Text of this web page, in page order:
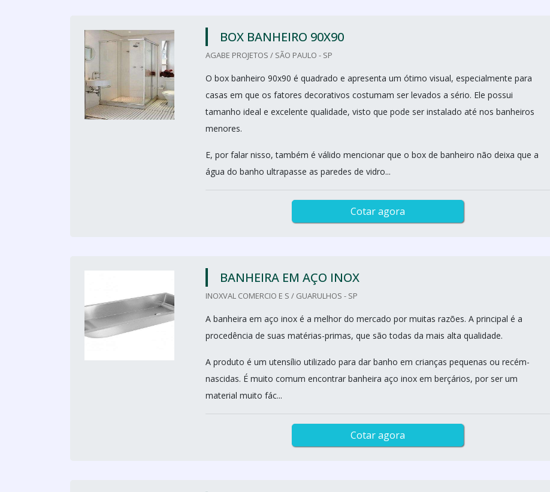
BOX BANHEIRO 90X90
AGABE PROJETOS / SÃO PAULO - SP
O box banheiro 90x90 é quadrado e apresenta um ótimo visual, especialmente para
casas em que os fatores decorativos costumam ser levados a sério. Ele possui
tamanho ideal e excelente qualidade, visto que pode ser instalado até nos banheiros
menores.
E, por falar nisso, também é válido mencionar que o box de banheiro não deixa que a
água do banho ultrapasse as paredes de vidro...
Cotar agora
BANHEIRA EM AÇO INOX
INOXVAL COMERCIO E S / GUARULHOS - SP
A banheira em aço inox é a melhor do mercado por muitas razões. A principal é a
procedência de suas matérias-primas, que são todas da mais alta qualidade.
A produto é um utensílio utilizado para dar banho em crianças pequenas ou recém-
nascidas. É muito comum encontrar banheira aço inox em berçários, por ser um
material muito fác...
Cotar agora